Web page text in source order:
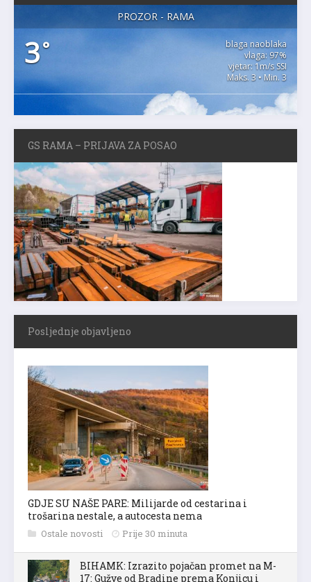
PROZOR - RAMA
3°
blaga naoblaka
vlaga: 97%
vjetar: 1m/s SSI
Maks. 3 • Min. 3
GS RAMA – PRIJAVA ZA POSAO
Posljednje objavljeno
GDJE SU NAŠE PARE: Milijarde od cestarina i
trošarina nestale, a autocesta nema
Ostale novosti Prije 30 minuta
BIHAMK: Izrazito pojačan promet na M-
17: Gužve od Bradine prema Konjicu i